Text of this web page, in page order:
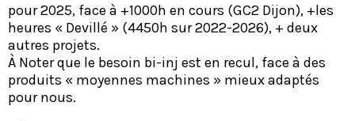
pour 2025, face à +1000h en cours (GC2 Dijon), +les
heures « Devillé » (4450h sur 2022-2026), + deux
autres projets.
À Noter que le besoin bi-inj est en recul, face à des
produits « moyennes machines » mieux adaptés
pour nous.